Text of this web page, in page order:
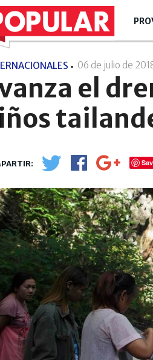
06 de julio de
el